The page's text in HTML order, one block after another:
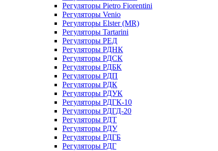
Регуляторы Pietro Fiorentini
Регуляторы Venio
Регуляторы Elster (MR)
Регуляторы Tartarini
Регуляторы РЕД
Регуляторы РДНК
Регуляторы РДСК
Регуляторы РДБК
Регуляторы РДП
Регуляторы РДК
Регуляторы РДУК
Регуляторы РДГК-10
Регуляторы РДГД-20
Регуляторы РДТ
Регуляторы РДУ
Регуляторы РДГБ
Регуляторы РДГ